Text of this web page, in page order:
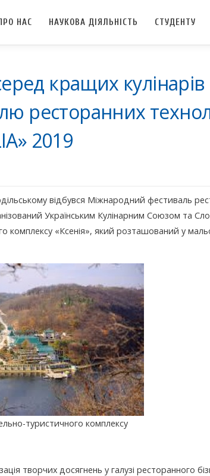
НАС НАУКОВА ДІЯЛЬНІСТЬ СТУДЕНТУ
кращих кулінарів
ресторанних
2019
відбувся Міжнародний фестиваль
Українським Кулінарним Союзом та
комплексу «Ксенія», який розташований у
туристичного комплексу
творчих досягнень у галузі ресторанного